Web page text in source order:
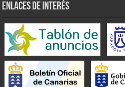
ENLACES DE INTERÉS